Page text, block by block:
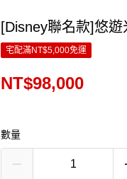
[Disney聯名款]悠
宅配滿NT$5,000免運
NT$98,000
數量